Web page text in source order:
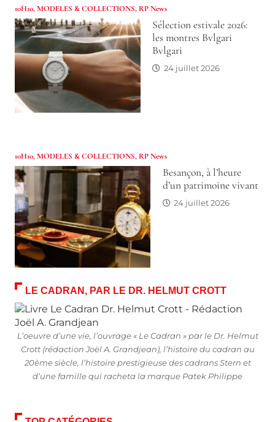
10H10,MODELES & COLLECTIONS, RP News
Sélection estivale 2026:
les montres Bvlgari
Bvlgari
24 juillet 2026
10H10,MODELES & COLLECTIONS, RP News
Besançon, à l’heure
d’un patrimoine vivant
24 juillet 2026
LE CADRAN, PAR LE DR. HELMUT CROTT
L’oeuvre d’une vie, l’ouvrage « Le Cadran » par le Dr. Helmut
Crott (rédaction Joël A. Grandjean), l’histoire du cadran au
20ème siècle, l’histoire prestigieuse des cadrans Stern et
d’une famille qui racheta la marque Patek Philippe